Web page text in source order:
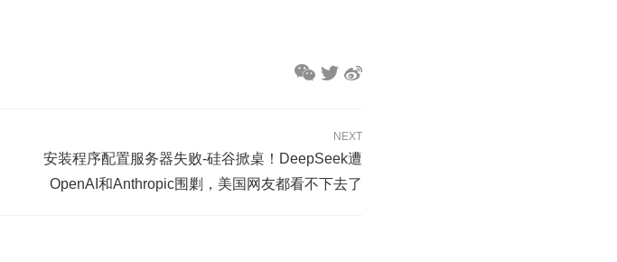
NEXT
安装程序配置服务器失败-硅谷掀桌！DeepSeek遭
OpenAI和Anthropic围剿，美国网友都看不下去了